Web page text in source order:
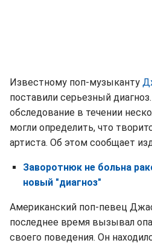
Известному поп-музыканту
поставили серьезный
обследование в течении
могли определить, что
артиста. Об этом сообщает
Заворотнюк не больна
новый "диагноз"
Американский поп-певец
последнее время вызывал
своего поведения. Он